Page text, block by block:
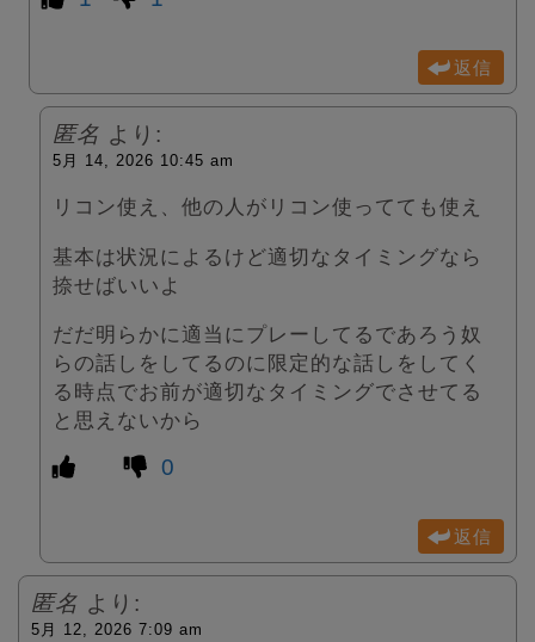
返信
匿名 より:
5月 14, 2026 10:45 am
リコン使え、他の人がリコン使ってても使え
基本は状況によるけど適切なタイミングなら
捺せばいいよ
だだ明らかに適当にプレーしてるであろう奴
らの話しをしてるのに限定的な話しをしてく
る時点でお前が適切なタイミングでさせてる
と思えないから
0
返信
匿名 より:
5月 12, 2026 7:09 am